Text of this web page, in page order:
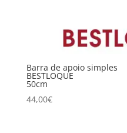
Barra de apoio simples
BESTLOQUE
50cm
44,00€